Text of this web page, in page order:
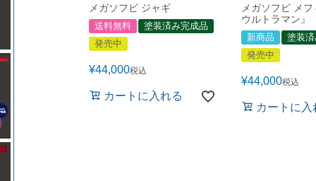
メガソフビ ジャギ
送料無料
塗装済み完成品
発売中
¥44,000税込
カートに入れる
メガソフビ メフ
ウルトラマン』
新商品
塗装
発売中
¥44,000税込
カートに入